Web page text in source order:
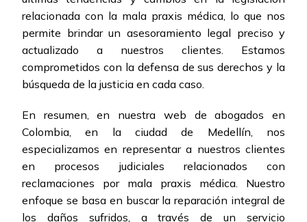
relacionada con la mala praxis médica, lo que nos
permite brindar un asesoramiento legal preciso y
actualizado a nuestros clientes. Estamos
comprometidos con la defensa de sus derechos y la
búsqueda de la justicia en cada caso.
En resumen, en nuestra web de abogados en
Colombia, en la ciudad de Medellín, nos
especializamos en representar a nuestros clientes
en procesos judiciales relacionados con
reclamaciones por mala praxis médica. Nuestro
enfoque se basa en buscar la reparación integral de
los daños sufridos, a través de un servicio